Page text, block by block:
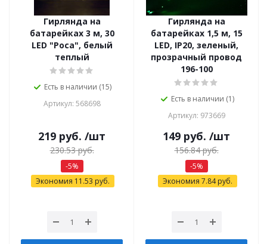
Гирлянда на
батарейках 3 м, 30
LED "Роса", белый
теплый
Есть в наличии (15)
Артикул: 568698
219 руб. /шт
230.53руб.
-5%
Экономия 11.53 руб.
Гирлянда на
батарейках 1,5 м, 15
LED, IP20, зеленый,
прозрачный провод
196-100
Есть в наличии (1)
Артикул: 973669
149 руб. /шт
156.84руб.
-5%
Экономия 7.84руб.